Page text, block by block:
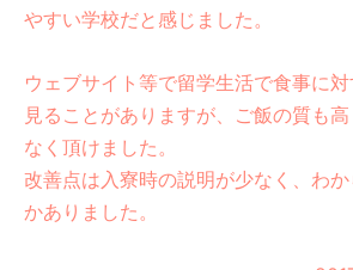
やすい学校だと感じました。
ウェブサイト等で留学生活で食事に
見ることがありますが、ご飯の質も
なく頂けました。
改善点は入寮時の説明が少なく、わ
かありました。